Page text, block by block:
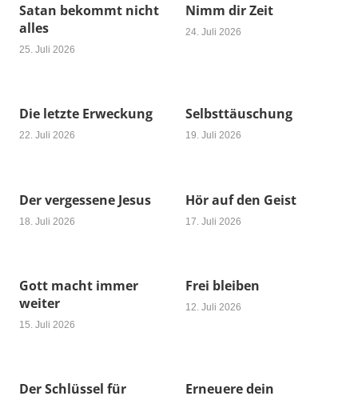
Satan bekommt nicht
alles
25. Juli 2026
Nimm dir Zeit
24. Juli 2026
Die letzte Erweckung
22. Juli 2026
Selbsttäuschung
19. Juli 2026
Der vergessene Jesus
18. Juli 2026
Hör auf den Geist
17. Juli 2026
Gott macht immer
weiter
15. Juli 2026
Frei bleiben
12. Juli 2026
Der Schlüssel für
Erneuere dein